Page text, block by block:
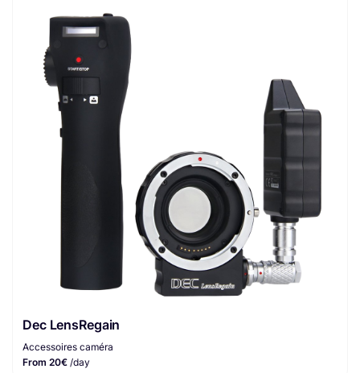
Dec LensRegain
Accessoires caméra
From 20€ /day